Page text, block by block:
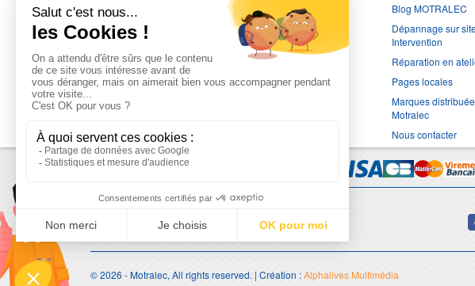
Blog MOTRALEC
Dépannage sur
Intervention
Réparation en
Pages locales
Marques
Motralec
Nous contacter
© 2026 - Motralec, All rights reserved. | Création :Alphalives Multimédia